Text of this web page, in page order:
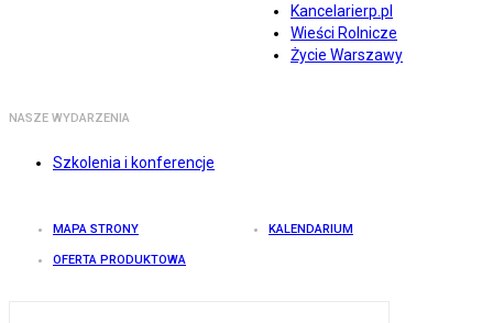
Kancelarierp.pl
Wieści Rolnicze
Życie Warszawy
NASZE WYDARZENIA
Szkolenia i konferencje
MAPA STRONY KALENDARIUM
OFERTA PRODUKTOWA